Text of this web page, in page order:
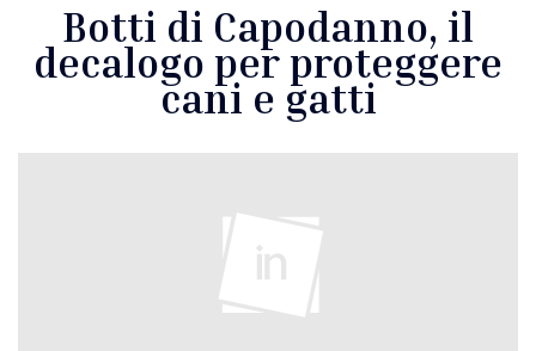
Botti di Capodanno, il
decalogo per proteggere
cani e gatti